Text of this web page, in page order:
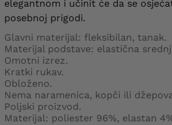
elegantnom i učinit će da se
posebnoj prigodi.
Glavni materijal: fleksibilan, tanak.
Materijal podstave: elastična
Omotni izrez.
Kratki rukav.
Obloženo.
Nema naramenica, kopči ili
Poljski proizvod.
Materijal: poliester 96%, elastan